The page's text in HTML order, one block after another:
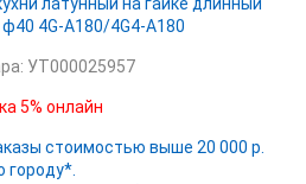
УТ000025957
5% онлайн
стоимостью выше 20 000 р.
городу*.